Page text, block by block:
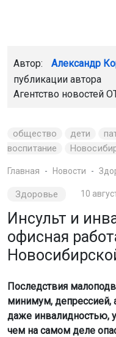
Автор: Александр
публикации автора
Агентство новостей
общество дети
воспитание
Главная Новости
Здоровье 10
Инсульт и
офисная
Последствия
минимум, депрессией,
даже инвалидностью,
чем на самом деле